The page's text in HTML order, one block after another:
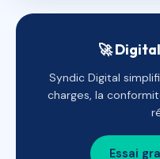
🚀
Syndic Digital
charges, la
Essai